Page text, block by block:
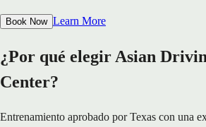
Book Now Learn More
¿Por qué elegir Asian
Center?
Entrenamiento aprobado por Texas con una